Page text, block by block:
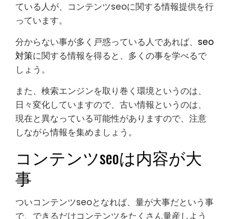
ている人が、コンテンツseoに関する情報提供を行
っています。
分からない事が多く戸惑っている人であれば、 seo
対策に関する情報を得ると、多くの事を学べるで
しょう。
また、検索エンジンを取り巻く環境というのは、
日々変化していますので、古い情報というのは、
現在と異なっている可能性がありますので、注意
しながら情報を集めましょう。
コンテンツseoは内容が大
事
ついコンテンツseoとなれば、量が大事だという事
で、できるだけコンテンツをたくさん量産しよう